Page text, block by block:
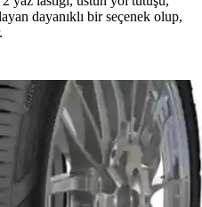
dayanıklı bir seçenek olup,